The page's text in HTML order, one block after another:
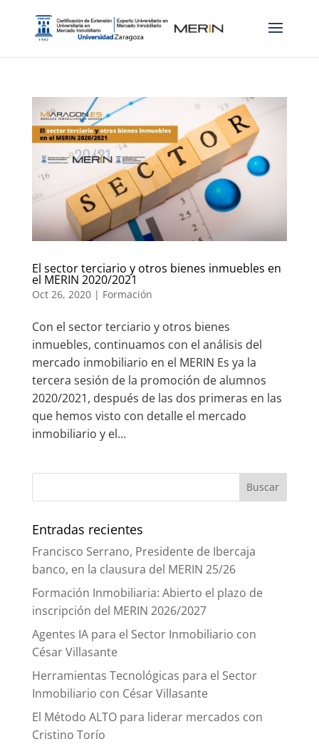
El sector terciario y otros bienes inmuebles en
el MERIN 2020/2021
Oct 26, 2020| Formación
Con el sector terciario y otros bienes
inmuebles, continuamos con el análisis del
mercado inmobiliario en el MERIN Es ya la
tercera sesión de la promoción de alumnos
2020/2021, después de las dos primeras en las
que hemos visto con detalle el mercado
inmobiliario y el...
Entradas recientes
Francisco Serrano, Presidente de Ibercaja
banco, en la clausura del MERIN 25/26
Formación Inmobiliaria: Abierto el plazo de
inscripción del MERIN 2026/2027
Agentes IA para el Sector Inmobiliario con
César Villasante
Herramientas Tecnológicas para el Sector
Inmobiliario con César Villasante
El Método ALTO para liderar mercados con
Cristino Torío